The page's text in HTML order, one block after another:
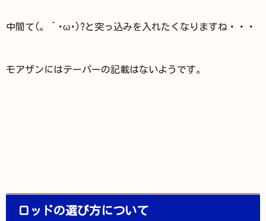
中間て(。´･ω･)?と突っ込みを入れたくなりますね・・・
モアザンにはテーパーの記載はないようです。
ロッドの選び方について